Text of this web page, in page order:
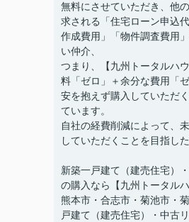
無料にさせていただき、他
求される「住宅ローン申込
作成費用」「物件調査費用
い仲介、
つまり、【九州トータルハ
料「ゼロ」＋余分な費用「
安を抱えず購入していただ
ています。
自社の経費削減によって、
していただくことを目指し
新築一戸建て（建売住宅）
の購入なら【九州トータル
熊本市・合志市・菊池市・
戸建て（建売住宅）・中古